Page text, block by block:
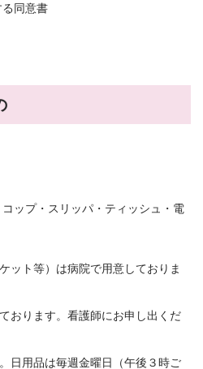
同意書
ップ・スリッパ・ティッシュ・電
ット等）は病院で用意しておりま
おります。看護師にお申し出くだ
日用品は毎週金曜日（午後３時ご